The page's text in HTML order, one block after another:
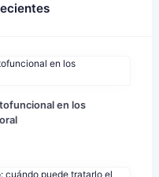
en los